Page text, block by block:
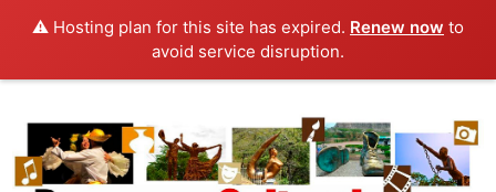
⚠️ Hosting plan for this site has expired. Renew now to
avoid service disruption.